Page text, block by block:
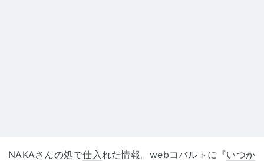
NAKAさんの処で仕入れた情報。webコバルトに『いつか